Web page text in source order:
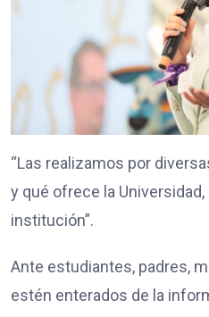
“Las realizamos por
y qué ofrece la
institución”.
Ante estudiantes, padres,
estén enterados de la